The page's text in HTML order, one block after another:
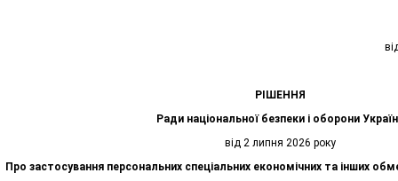
РІШЕННЯ
Ради національної безпеки і оборони
від 2 липня 2026 року
Про застосування персональних спеціальних економічних та інших